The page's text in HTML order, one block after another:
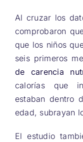
Al cruzar los
comprobaron
que los niños
seis primeros
de carencia
calorías que
estaban dentro
edad, subrayan
El estudio